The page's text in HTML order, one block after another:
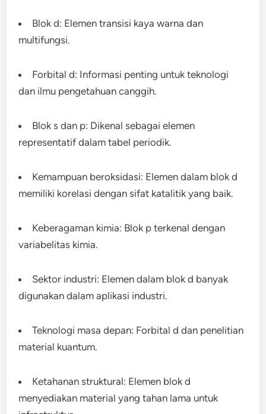
Blok d: Elemen transisi kaya warna dan
multifungsi.
Forbital d: Informasi penting untuk teknologi
dan ilmu pengetahuan canggih.
Blok s dan p: Dikenal sebagai elemen
representatif dalam tabel periodik.
Kemampuan beroksidasi: Elemen dalam blok d
memiliki korelasi dengan sifat katalitik yang baik.
Keberagaman kimia: Blok p terkenal dengan
variabelitas kimia.
Sektor industri: Elemen dalam blok d banyak
digunakan dalam aplikasi industri.
Teknologi masa depan: Forbital d dan penelitian
material kuantum.
Ketahanan struktural: Elemen blok d
menyediakan material yang tahan lama untuk